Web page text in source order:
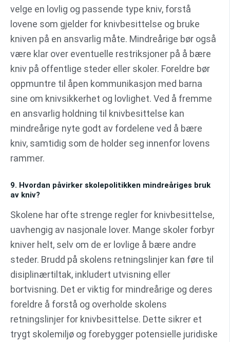
velge en lovlig og passende type kniv, forstå
lovene som gjelder for knivbesittelse og bruke
kniven på en ansvarlig måte. Mindreårige bør også
være klar over eventuelle restriksjoner på å bære
kniv på offentlige steder eller skoler. Foreldre bør
oppmuntre til åpen kommunikasjon med barna
sine om knivsikkerhet og lovlighet. Ved å fremme
en ansvarlig holdning til knivbesittelse kan
mindreårige nyte godt av fordelene ved å bære
kniv, samtidig som de holder seg innenfor lovens
rammer.
9. Hvordan påvirker skolepolitikken mindreåriges bruk
av kniv?
Skolene har ofte strenge regler for knivbesittelse,
uavhengig av nasjonale lover. Mange skoler forbyr
kniver helt, selv om de er lovlige å bære andre
steder. Brudd på skolens retningslinjer kan føre til
disiplinærtiltak, inkludert utvisning eller
bortvisning. Det er viktig for mindreårige og deres
foreldre å forstå og overholde skolens
retningslinjer for knivbesittelse. Dette sikrer et
trygt skolemiljø og forebygger potensielle juridiske